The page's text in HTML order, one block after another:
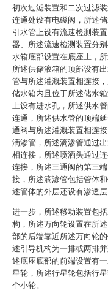
初次过滤装置和二次过滤
连通处设有电磁阀，所述
引水管上设有流速检测装
器、所述流速检测装置分
水箱底部设置在底座上，
所述供储液箱的顶部设有
管与所述灌溉装置相连接
储水箱内且位于所述储水
上设有进水孔，所述供水
连通，所述供水管的顶端
通阀与所述灌溉装置相连
滴渗管，所述滴渗管通过
相连接，所述喷洒头通过
连接，所述三通阀的第三
接，所述滴渗管包括管体
述管体的外层还设有渗透层
进一步，所述移动装置包
构，所述万向轮设置在所
部的后端靠近所述万向轮
述引导机构为一排或两排
述底座底部的前端设置有
星轮，所述行星轮包括行
个小轮。